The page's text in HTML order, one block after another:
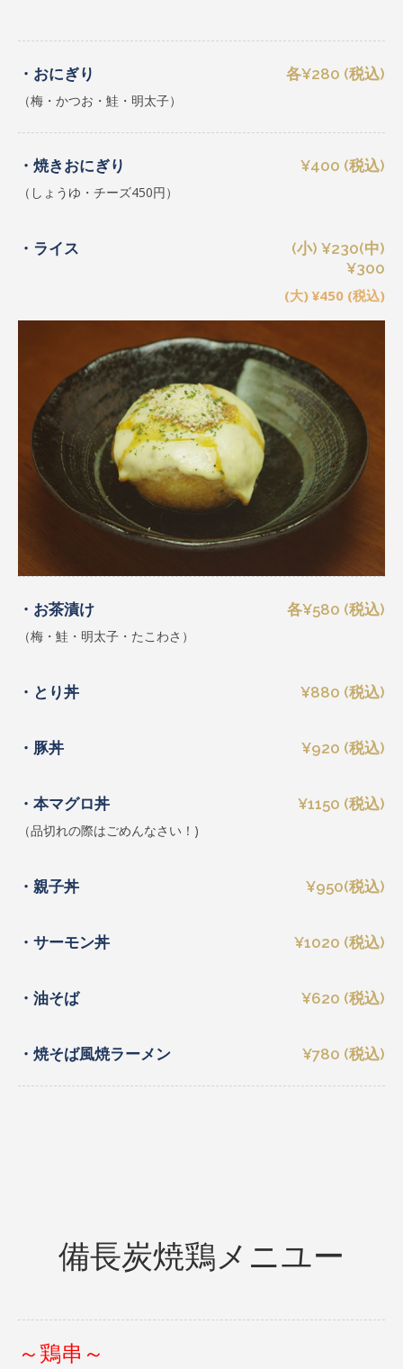
・おにぎり
（梅・かつお・鮭・明太子）
各¥280 (税込)
・焼きおにぎり
（しょうゆ・チーズ450円）
¥400 (税込)
・ライス
(小) ¥230(中)
¥300
(大) ¥450 (税込)
・お茶漬け
（梅・鮭・明太子・たこわさ）
各¥580 (税込)
・とり丼 ¥880 (税込)
・豚丼 ¥920 (税込)
・本マグロ丼
（品切れの際はごめんなさい！)
¥1150 (税込)
・親子丼 ¥950(税込)
・サーモン丼 ¥1020 (税込)
・油そば ¥620 (税込)
・焼そば風焼ラーメン ¥780 (税込)
備長炭焼鶏メニユー
～鶏串～